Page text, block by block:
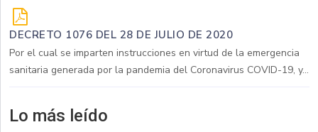
DECRETO 1076 DEL 28 DE JULIO DE 2020
Por el cual se imparten instrucciones en virtud de la emergencia
sanitaria generada por la pandemia del Coronavirus COVID-19, y...
Lo más leído